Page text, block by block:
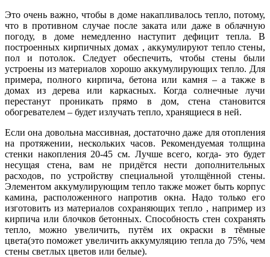
Это очень важно, чтобы в доме накапливалось тепло, потому,
что в противном случае после заката или даже в облачную
погоду, в доме немедленно наступит дефицит тепла. В
построенных кирпичных домах , аккумулируют тепло стены,
пол и потолок. Следует обеспечить, чтобы стены были
устроены из материалов хорошо аккумулирующих тепло. Для
примера, полного кирпича, бетона или камня – а также в
домах из дерева или каркасных. Когда солнечные лучи
перестанут проникать прямо в дом, стена становится
обогревателем – будет излучать тепло, хранящиеся в ней.
Если она довольна массивная, достаточно даже для отопления
на протяжении, нескольких часов. Рекомендуемая толщина
стенки накопления 20-45 см. Лучше всего, когда- это будет
несущая стена, вам не придётся нести дополнительных
расходов, по устройству специальной утолщённой стены.
Элементом аккумулирующим тепло также может быть корпус
камина, расположенного напротив окна. Надо только его
изготовить из материалов сохраняющих тепло , например из
кирпича или блочков бетонных. Способность стен сохранять
тепло, можно увеличить, путём их окраски в тёмные
цвета(это поможет увеличить аккумуляцию тепла до 75%, чем
стены светлых цветов или белые).